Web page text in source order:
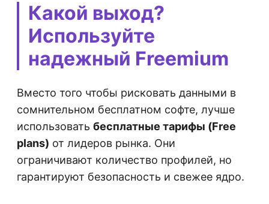
Какой выход?
Используйте
надежный Freemium
Вместо того чтобы рисковать данными в
сомнительном бесплатном софте, лучше
использовать бесплатные тарифы (Free
plans) от лидеров рынка. Они
ограничивают количество профилей, но
гарантируют безопасность и свежее ядро.